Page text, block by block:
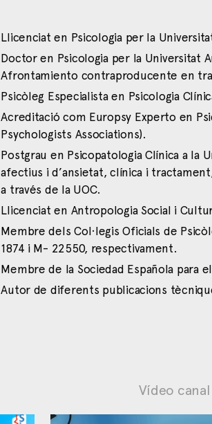
Llicenciat en Psicologia per la
Doctor en Psicologia per la Universitat
Afrontamiento contraproducente en
Psicòleg Especialista en Psicologia
Acreditació com Europsy Experto en
Psychologists Associations).
Postgrau en Psicopatologia Clínica a la
afectius i d’ansietat, clínica i
a través de la UOC.
Llicenciat en Antropologia Social i
Membre dels Col·legis Oficials de
1874 i M- 22550, respectivament.
Membre de la Sociedad Española para
Autor de diferents publicacions
Vídeo canal